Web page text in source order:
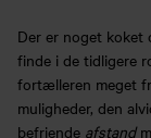
Der er noget
finde i de tidligere
fortælleren meget
muligheder, den
befriende afstand